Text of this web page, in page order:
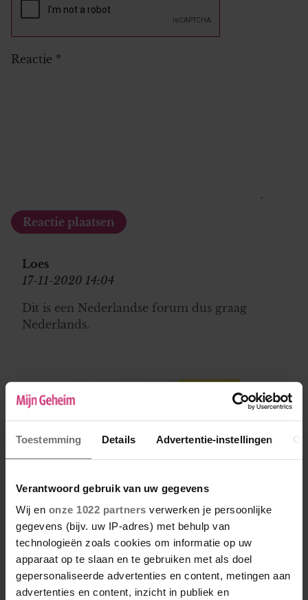
Toestemming Details Advertentie-instellingen
Verantwoord gebruik van uw gegevens
Wij en onze 1022 partners verwerken je persoonlijke
gegevens (bijv. uw IP-adres) met behulp van
technologieën zoals cookies om informatie op uw
apparaat op te slaan en te gebruiken met als doel
gepersonaliseerde advertenties en content, metingen aan
advertenties en content, inzicht in publiek en
Reactie *
Loes
17-11-2020 14:04
Dit is een Nederlandse forum dus graag
Nederlands.